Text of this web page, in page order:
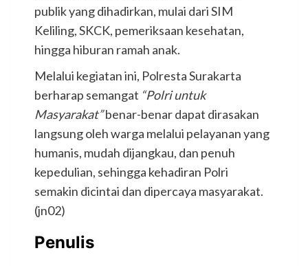
publik yang dihadirkan, mulai dari SIM
Keliling, SKCK, pemeriksaan kesehatan,
hingga hiburan ramah anak.
Melalui kegiatan ini, Polresta Surakarta
berharap semangat “Polri untuk
Masyarakat”benar-benar dapat dirasakan
langsung oleh warga melalui pelayanan yang
humanis, mudah dijangkau, dan penuh
kepedulian, sehingga kehadiran Polri
semakin dicintai dan dipercaya masyarakat.
(jn02)
Penulis